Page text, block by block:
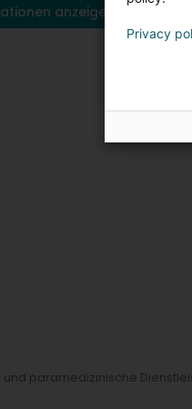
anzeigen
und paramedizinische
Privacy